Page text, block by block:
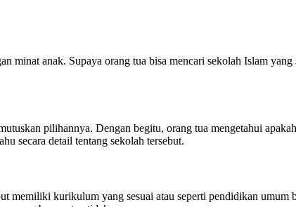
minat anak. Supaya orang tua bisa mencari sekolah Islam yang
pilihannya. Dengan begitu, orang tua mengetahui
secara detail tentang sekolah tersebut.
memiliki kurikulum yang sesuai atau seperti pendidikan umum